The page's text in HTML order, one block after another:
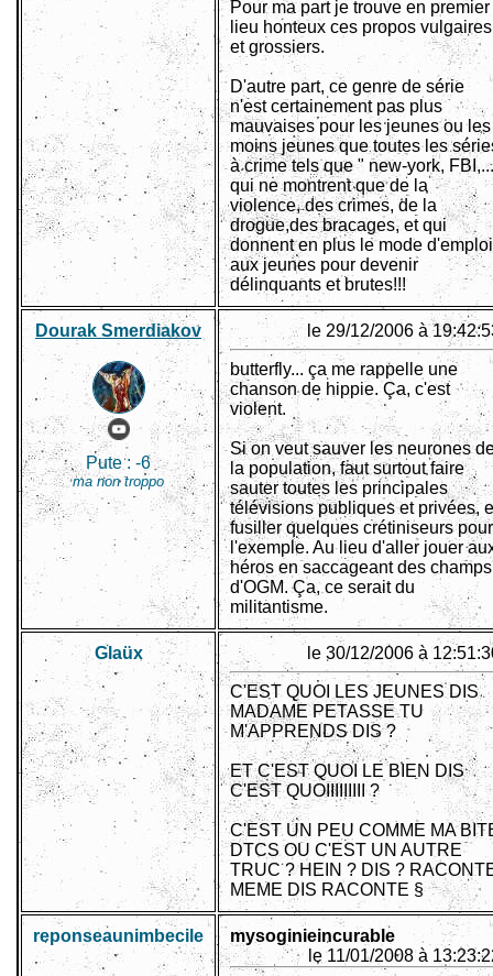
Pour ma part je trouve en premier
lieu honteux ces propos vulgaires
et grossiers.
D'autre part, ce genre de série
n'est certainement pas plus
mauvaises pour les jeunes ou les
moins jeunes que toutes les
à crime tels que " new-york, FBI,...
qui ne montrent que de la
violence, des crimes, de la
drogue,des bracages, et qui
donnent en plus le mode d'emploi
aux jeunes pour devenir
délinquants et brutes!!!
Dourak Smerdiakov
Pute : -6
ma non troppo
le 29/12/2006 à
butterfly... ça me rappelle une
chanson de hippie. Ça, c'est
violent.
Si on veut sauver les neurones
la population, faut surtout faire
sauter toutes les principales
télévisions publiques et privées,
fusiller quelques crétiniseurs pour
l'exemple. Au lieu d'aller jouer
héros en saccageant des champs
d'OGM. Ça, ce serait du
militantisme.
Glaüx le 30/12/2006 à
C'EST QUOI LES JEUNES DIS
MADAME PETASSE TU
M'APPRENDS DIS ?
ET C'EST QUOI LE BIEN DIS
C'EST QUOIIIIIIIII ?
C'EST UN PEU COMME MA
DTCS OU C'EST UN AUTRE
TRUC ? HEIN ? DIS ?
MEME DIS RACONTE §
reponseaunimbecile
mysoginieincurable
le 11/01/2008 à